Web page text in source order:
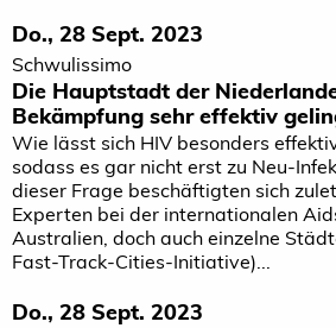
Do., 28 Sept. 2023
Schwulissimo
Die Hauptstadt der
Bekämpfung sehr effektiv
Wie lässt sich HIV besonders
sodass es gar nicht erst zu Neu-
dieser Frage beschäftigten sich
Experten bei der internationalen
Australien, doch auch einzelne
Fast-Track-Cities-Initiative)...
Do., 28 Sept. 2023